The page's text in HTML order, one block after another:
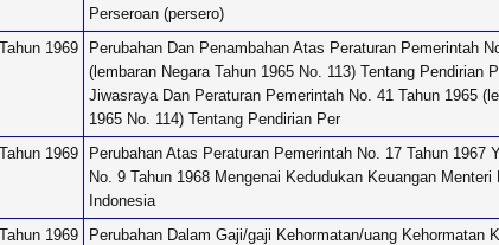
Perseroan (persero)
1969
Perubahan Dan Penambahan Atas Peraturan Pemerintah
(lembaran Negara Tahun 1965 No. 113) Tentang Pendirian
Jiwasraya Dan Peraturan Pemerintah No. 41 Tahun 1965
1965 No. 114) Tentang Pendirian Per
1969
Perubahan Atas Peraturan Pemerintah No. 17 Tahun 1967
No. 9 Tahun 1968 Mengenai Kedudukan Keuangan Menteri
Indonesia
1969
Perubahan Dalam Gaji/gaji Kehormatan/uang Kehormatan